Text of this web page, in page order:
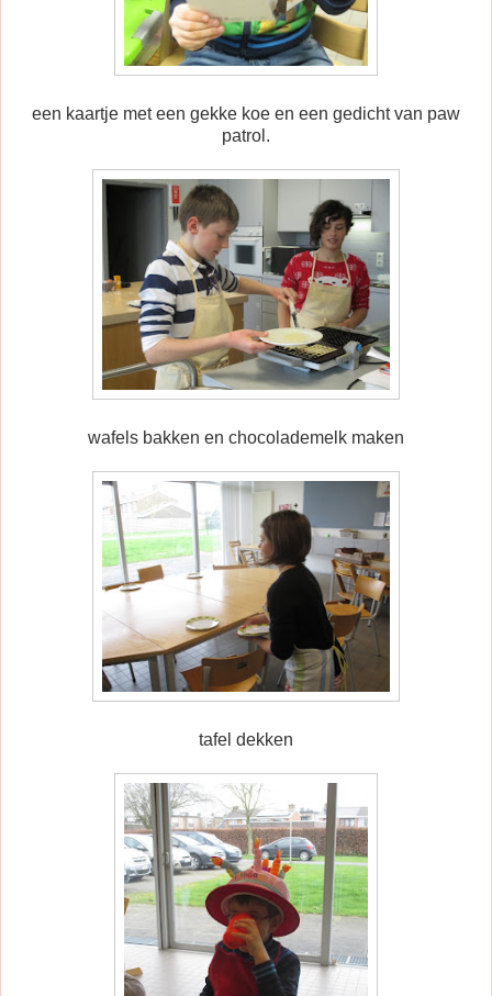
een kaartje met een gekke koe en een gedicht van paw
patrol.
wafels bakken en chocolademelk maken
tafel dekken